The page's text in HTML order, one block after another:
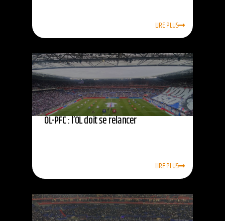
LIRE PLUS
OL-PFC : l’OL doit se relancer
LIRE PLUS